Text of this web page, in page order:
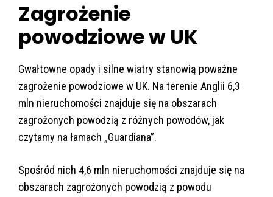
Zagrożenie
powodziowe w UK
Gwałtowne opady i silne wiatry stanowią poważne
zagrożenie powodziowe w UK. Na terenie Anglii 6,3
mln nieruchomości znajduje się na obszarach
zagrożonych powodzią z różnych powodów, jak
czytamy na łamach „Guardiana”.
Spośród nich 4,6 mln nieruchomości znajduje się na
obszarach zagrożonych powodzią z powodu